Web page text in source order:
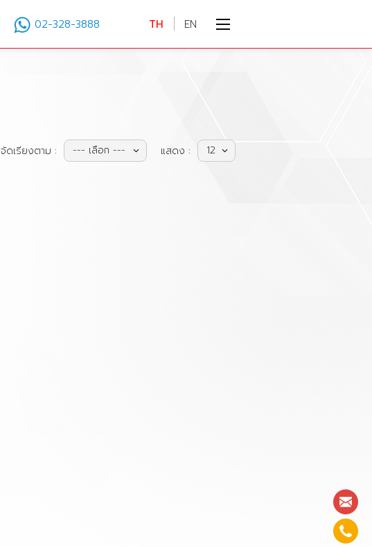
02-328-3888 TH EN
จัดเรียงตาม : --- เลือก --- แสดง : 12